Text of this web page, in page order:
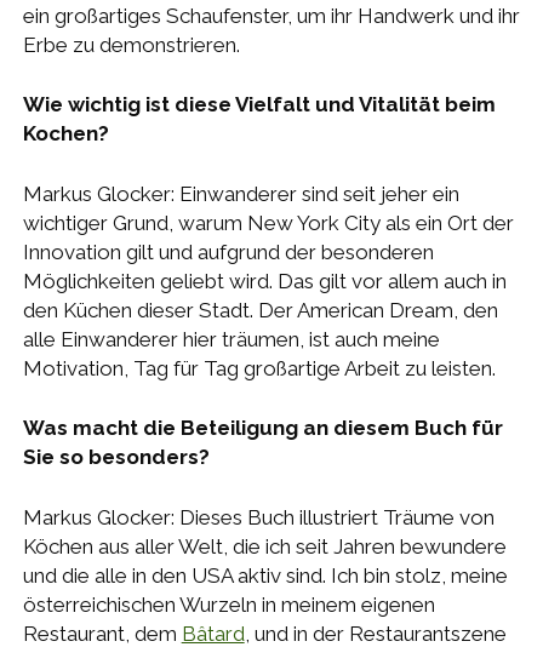
ein großartiges Schaufenster, um ihr Handwerk und ihr
Erbe zu demonstrieren.
Wie wichtig ist diese Vielfalt und Vitalität beim
Kochen?
Markus Glocker: Einwanderer sind seit jeher ein
wichtiger Grund, warum New York City als ein Ort der
Innovation gilt und aufgrund der besonderen
Möglichkeiten geliebt wird. Das gilt vor allem auch in
den Küchen dieser Stadt. Der American Dream, den
alle Einwanderer hier träumen, ist auch meine
Motivation, Tag für Tag großartige Arbeit zu leisten.
Was macht die Beteiligung an diesem Buch für
Sie so besonders?
Markus Glocker: Dieses Buch illustriert Träume von
Köchen aus aller Welt, die ich seit Jahren bewundere
und die alle in den USA aktiv sind. Ich bin stolz, meine
österreichischen Wurzeln in meinem eigenen
Restaurant, dem Bâtard , und in der Restaurantszene